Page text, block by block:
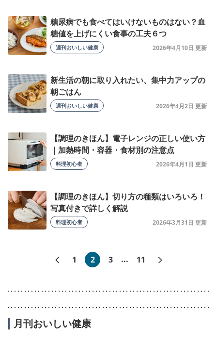
糖尿病でも食べてはいけないものはない？血
糖値を上げにくい食事の工夫６つ
週刊おいしい健康 2026年4月10日
新生活の朝に取り入れたい、集中力アップの
朝ごはん
週刊おいしい健康 2026年4月2日
【調理のきほん】電子レンジの正しい使い方
｜加熱時間・容器・食材別の注意点
料理初心者 2026年4月1日
【調理のきほん】切り方の種類はいろいろ！
写真付きで詳しく解説
料理初心者 2026年3月31日
«前へ
1 2 3 ... 11
月刊おいしい健康